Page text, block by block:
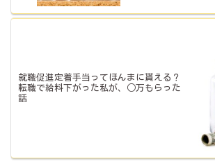
就職促進定着手当ってほんまに貰える？
転職で給料下がった私が、○万もらった
話